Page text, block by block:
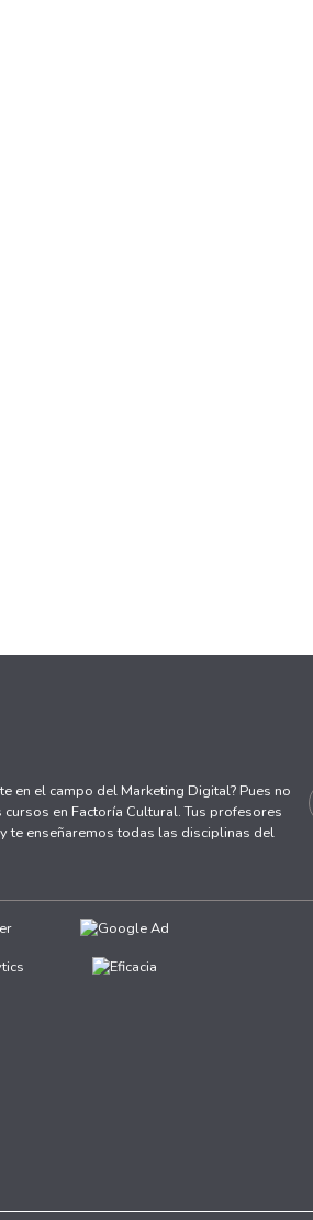
en el campo del Marketing Digital? Pues no
en Factoría Cultural. Tus profesores
te enseñaremos todas las disciplinas del